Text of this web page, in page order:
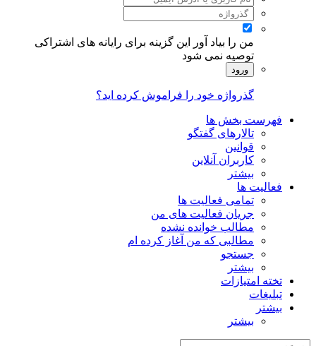
من را بیاد آور این گزینه برای رایانه های اشتراکی
توصیه نمی شود
ورود
گذرواژه خود را فراموش کرده اید؟
فهرست بخش ها
تالارهای گفتگو
قوانین
کاربران آنلاین
بیشتر
فعالیت ها
تمامی فعالیت ها
جریان فعالیت های من
مطالب خوانده نشده
مطالبی که من آغاز کرده ام
جستجو
بیشتر
تخته امتیازات
تبلیغات
بیشتر
بیشتر